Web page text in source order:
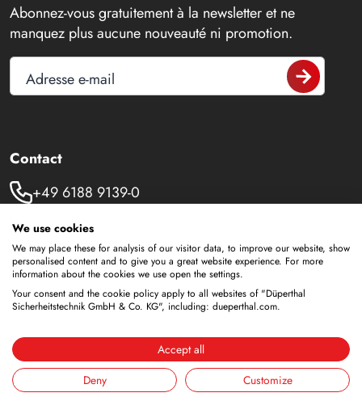
Abonnez-vous gratuitement à la newsletter et ne
manquez plus aucune nouveauté ni promotion.
Adresse e-mail
Contact
+49 6188 9139-0
info@dueperthal.com
Frankenstraße 3
63791 Karlstein
Allemagne
Social Media
LinkedIn
We use cookies
We may place these for analysis of our visitor data, to improve our website, show
personalised content and to give you a great website experience. For more
information about the cookies we use open the settings.
Your consent and the cookie policy apply to all websites of "Düperthal
Sicherheitstechnik GmbH & Co. KG", including: dueperthal.com.
Accept all
Deny
Customize